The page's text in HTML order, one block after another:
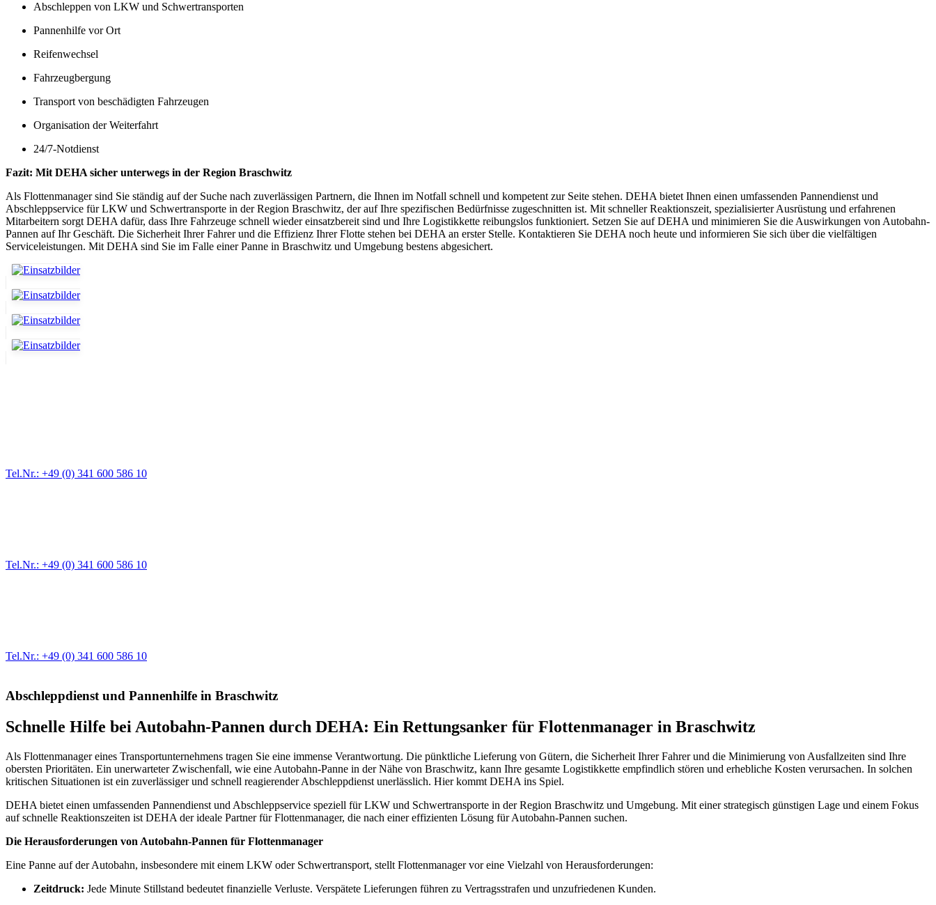
Abschleppen von LKW und Schwertransporten
Pannenhilfe vor Ort
Reifenwechsel
Fahrzeugbergung
Transport von beschädigten Fahrzeugen
Organisation der Weiterfahrt
24/7-Notdienst
Fazit: Mit DEHA sicher unterwegs in der Region Braschwitz
Als Flottenmanager sind Sie ständig auf der Suche nach zuverlässigen Partnern, die Ihnen im Notfall schnell und kompetent zur Seite stehen. DEHA bietet Ihnen einen umfassenden Pannendienst und
Abschleppservice für LKW und Schwertransporte in der Region Braschwitz, der auf Ihre spezifischen Bedürfnisse zugeschnitten ist. Mit schneller Reaktionszeit, spezialisierter Ausrüstung und erfahrenen
Mitarbeitern sorgt DEHA dafür, dass Ihre Fahrzeuge schnell wieder einsatzbereit sind und Ihre Logistikkette reibungslos funktioniert. Setzen Sie auf DEHA und minimieren Sie die Auswirkungen von Autobahn-
Pannen auf Ihr Geschäft. Die Sicherheit Ihrer Fahrer und die Effizienz Ihrer Flotte stehen bei DEHA an erster Stelle. Kontaktieren Sie DEHA noch heute und informieren Sie sich über die vielfältigen
Serviceleistungen. Mit DEHA sind Sie im Falle einer Panne in Braschwitz und Umgebung bestens abgesichert.
Tel.Nr.: +49 (0) 341 600 586 10
Tel.Nr.: +49 (0) 341 600 586 10
Tel.Nr.: +49 (0) 341 600 586 10
Abschleppdienst und Pannenhilfe in Braschwitz
Schnelle Hilfe bei Autobahn-Pannen durch DEHA: Ein Rettungsanker für Flottenmanager in Braschwitz
Als Flottenmanager eines Transportunternehmens tragen Sie eine immense Verantwortung. Die pünktliche Lieferung von Gütern, die Sicherheit Ihrer Fahrer und die Minimierung von Ausfallzeiten sind Ihre
obersten Prioritäten. Ein unerwarteter Zwischenfall, wie eine Autobahn-Panne in der Nähe von Braschwitz, kann Ihre gesamte Logistikkette empfindlich stören und erhebliche Kosten verursachen. In solchen
kritischen Situationen ist ein zuverlässiger und schnell reagierender Abschleppdienst unerlässlich. Hier kommt DEHA ins Spiel.
DEHA bietet einen umfassenden Pannendienst und Abschleppservice speziell für LKW und Schwertransporte in der Region Braschwitz und Umgebung. Mit einer strategisch günstigen Lage und einem Fokus
auf schnelle Reaktionszeiten ist DEHA der ideale Partner für Flottenmanager, die nach einer effizienten Lösung für Autobahn-Pannen suchen.
Die Herausforderungen von Autobahn-Pannen für Flottenmanager
Eine Panne auf der Autobahn, insbesondere mit einem LKW oder Schwertransport, stellt Flottenmanager vor eine Vielzahl von Herausforderungen:
Zeitdruck: Jede Minute Stillstand bedeutet finanzielle Verluste. Verspätete Lieferungen führen zu Vertragsstrafen und unzufriedenen Kunden.